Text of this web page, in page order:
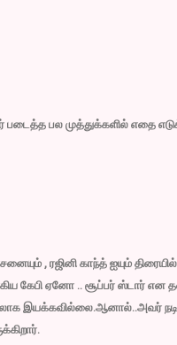
படைத்த பல முத்துக்களில் எதை
, ரஜினி காந்த் ஐயும்
கேபி ஏனோ .. சூப்பர் ஸ்டார்
இயக்கவில்லை.ஆனால்..அவர்